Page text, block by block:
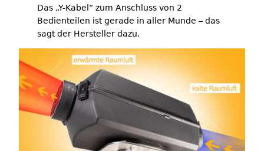
Das „Y-Kabel“ zum Anschluss von 2
Bedienteilen ist gerade in aller Munde – das
sagt der Hersteller dazu.